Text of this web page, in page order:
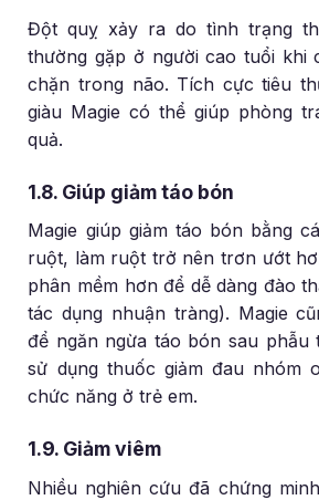
Đột quỵ xảy ra do tình trạng
thường gặp ở người cao tuổi khi
chặn trong não. Tích cực tiêu
giàu Magie có thể giúp phòng
quả.
1.8. Giúp giảm táo bón
Magie giúp giảm táo bón bằng
ruột, làm ruột trở nên trơn ướt
phân mềm hơn để dễ dàng đào
tác dụng nhuận tràng). Magie
để ngăn ngừa táo bón sau phẫu
sử dụng thuốc giảm đau nhóm
chức năng ở trẻ em.
1.9. Giảm viêm
Nhiều nghiên cứu đã chứng